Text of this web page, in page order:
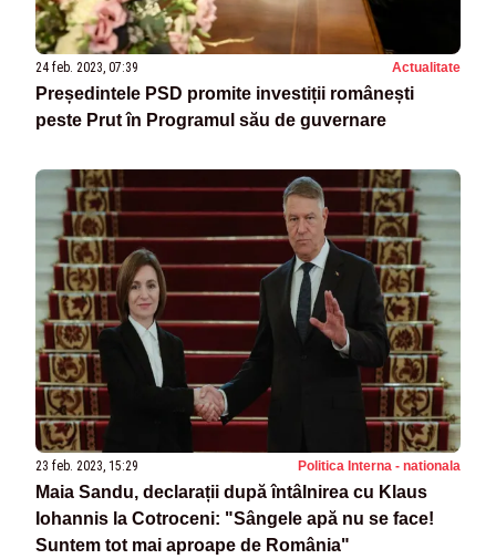
24 feb. 2023, 07:39 Actualitate
Președintele PSD promite investiții românești
peste Prut în Programul său de guvernare
23 feb. 2023, 15:29 Politica Interna - nationala
Maia Sandu, declarații după întâlnirea cu Klaus
Iohannis la Cotroceni: "Sângele apă nu se face!
Suntem tot mai aproape de România"